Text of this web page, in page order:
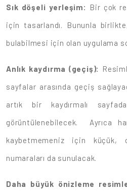
Sık döşeli yerleşim:
Bir çok
için tasarlandı. Bununla birlikte,
bulabilmesi için olan uygulama
Anlık kaydırma (geçiş):
sayfalar arasında geçiş
artık bir kaydırmalı
görüntülenebilecek. Ayrıca
kaybetmemeniz için küçük,
numaraları da sunulacak.
Daha büyük önizleme